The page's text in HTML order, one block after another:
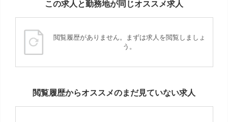
この求人と勤務地が同じオススメ求人
閲覧履歴がありません。まずは求人を閲覧しましょ
う。
閲覧履歴からオススメのまだ見ていない求人